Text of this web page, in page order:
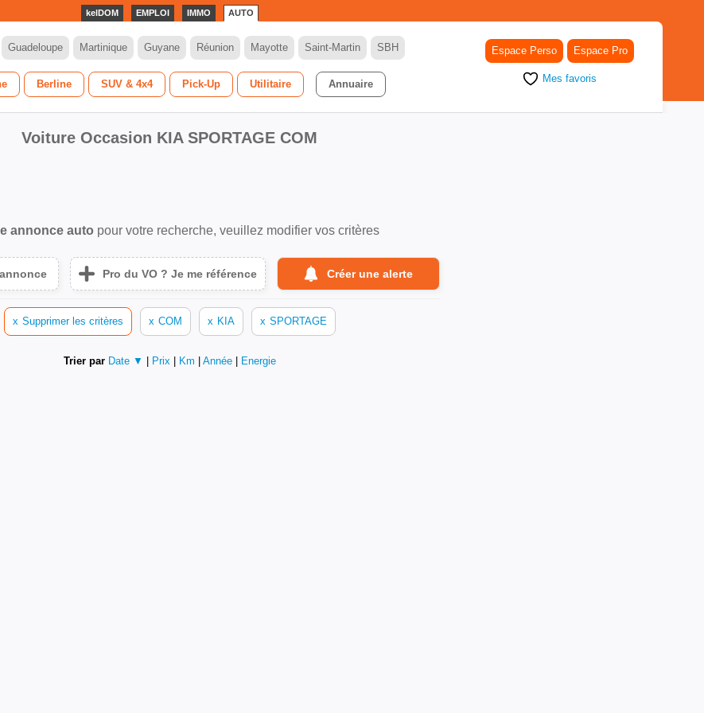
kelDOM EMPLOI IMMO AUTO
Guadeloupe Martinique Guyane Réunion Mayotte Saint-Martin SBH
Berline SUV & 4x4 Pick-Up Utilitaire Annuaire
Espace Perso Espace Pro
Mes favoris
Voiture Occasion KIA SPORTAGE COM
annonce auto pour votre recherche, veuillez modifier vos critères
Pro du VO ? Je me référence Créer une alerte
x Supprimer les critères x COM x KIA x SPORTAGE
Trier par Date ▼ Prix Km Année Energie